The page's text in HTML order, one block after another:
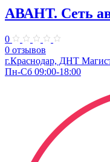
АВАНТ. ​Сеть
0
0 отзывов
г.Краснодар, ​ДНТ
Пн-Сб 09:00-18:00